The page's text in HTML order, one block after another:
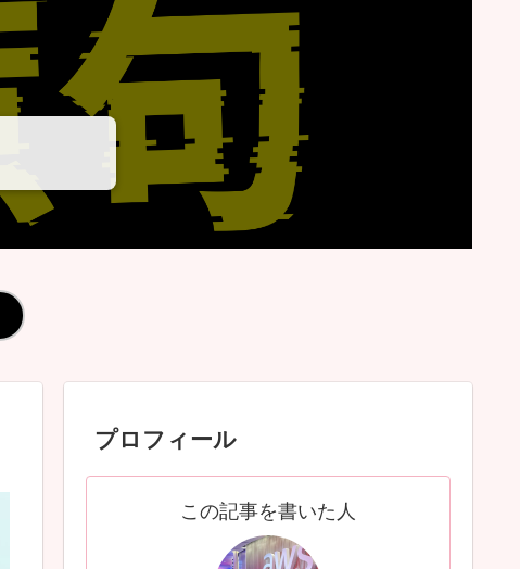
プロフィール
この記事を書いた人